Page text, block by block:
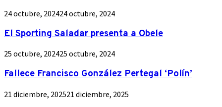
24 octubre, 202424 octubre, 2024
El Sporting Saladar presenta a Obele
25 octubre, 202425 octubre, 2024
Fallece Francisco González Pertegal ‘Polín’
21 diciembre, 202521 diciembre, 2025